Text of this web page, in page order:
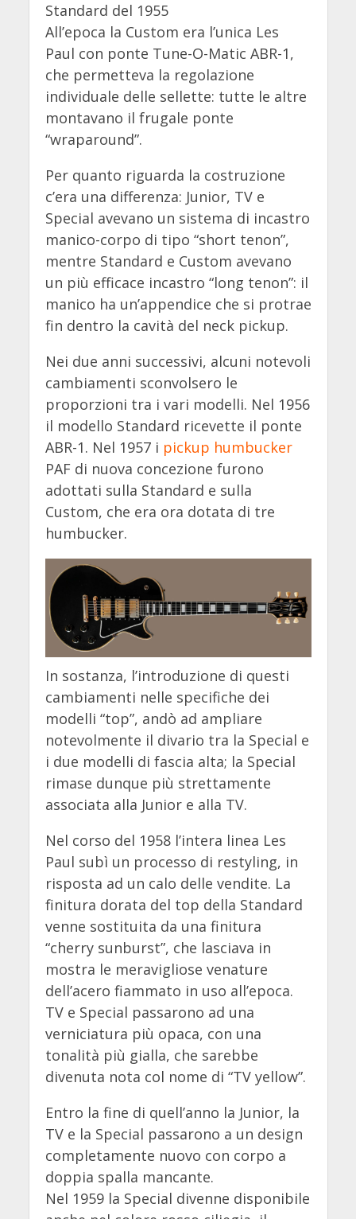
Standard del 1955
All’epoca la Custom era l’unica Les
Paul con ponte Tune-O-Matic ABR-1,
che permetteva la regolazione
individuale delle sellette: tutte le altre
montavano il frugale ponte
“wraparound”.
Per quanto riguarda la costruzione
c’era una differenza: Junior, TV e
Special avevano un sistema di incastro
manico-corpo di tipo “short tenon”,
mentre Standard e Custom avevano
un più efficace incastro “long tenon”: il
manico ha un’appendice che si protrae
fin dentro la cavità del neck pickup.
Nei due anni successivi, alcuni notevoli
cambiamenti sconvolsero le
proporzioni tra i vari modelli. Nel 1956
il modello Standard ricevette il ponte
ABR-1. Nel 1957 i pickup humbucker
PAF di nuova concezione furono
adottati sulla Standard e sulla
Custom, che era ora dotata di tre
humbucker.
In sostanza, l’introduzione di questi
cambiamenti nelle specifiche dei
modelli “top”, andò ad ampliare
notevolmente il divario tra la Special e
i due modelli di fascia alta; la Special
rimase dunque più strettamente
associata alla Junior e alla TV.
Nel corso del 1958 l’intera linea Les
Paul subì un processo di restyling, in
risposta ad un calo delle vendite. La
finitura dorata del top della Standard
venne sostituita da una finitura
“cherry sunburst”, che lasciava in
mostra le meravigliose venature
dell’acero fiammato in uso all’epoca.
TV e Special passarono ad una
verniciatura più opaca, con una
tonalità più gialla, che sarebbe
divenuta nota col nome di “TV yellow”.
Entro la fine di quell’anno la Junior, la
TV e la Special passarono a un design
completamente nuovo con corpo a
doppia spalla mancante.
Nel 1959 la Special divenne disponibile